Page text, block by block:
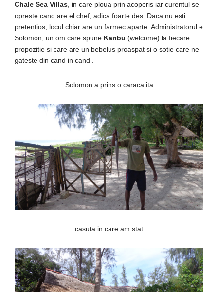
Chale Sea Villas, in care ploua prin acoperis iar curentul se
opreste cand are el chef, adica foarte des. Daca nu esti
pretentios, locul chiar are un farmec aparte. Administratorul e
Solomon, un om care spune Karibu (welcome) la fiecare
propozitie si care are un bebelus proaspat si o sotie care ne
gateste din cand in cand..
Solomon a prins o caracatita
casuta in care am stat